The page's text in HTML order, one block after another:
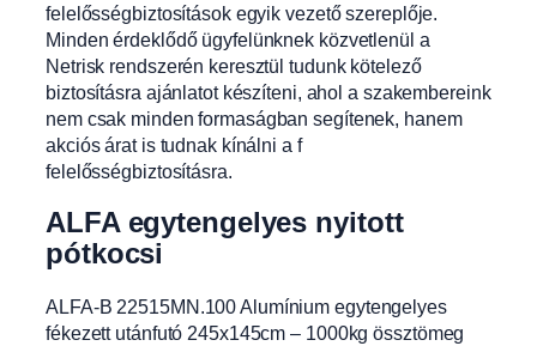
felelősségbiztosítások egyik vezető szereplője.
Minden érdeklődő ügyfelünknek közvetlenül a
Netrisk rendszerén keresztül tudunk kötelező
biztosításra ajánlatot készíteni, ahol a szakembereink
nem csak minden formaságban segítenek, hanem
akciós árat is tudnak kínálni a f
felelősségbiztosításra.
ALFA egytengelyes nyitott
pótkocsi
ALFA-B 22515MN.100 Alumínium egytengelyes
fékezett utánfutó 245x145cm – 1000kg össztömeg